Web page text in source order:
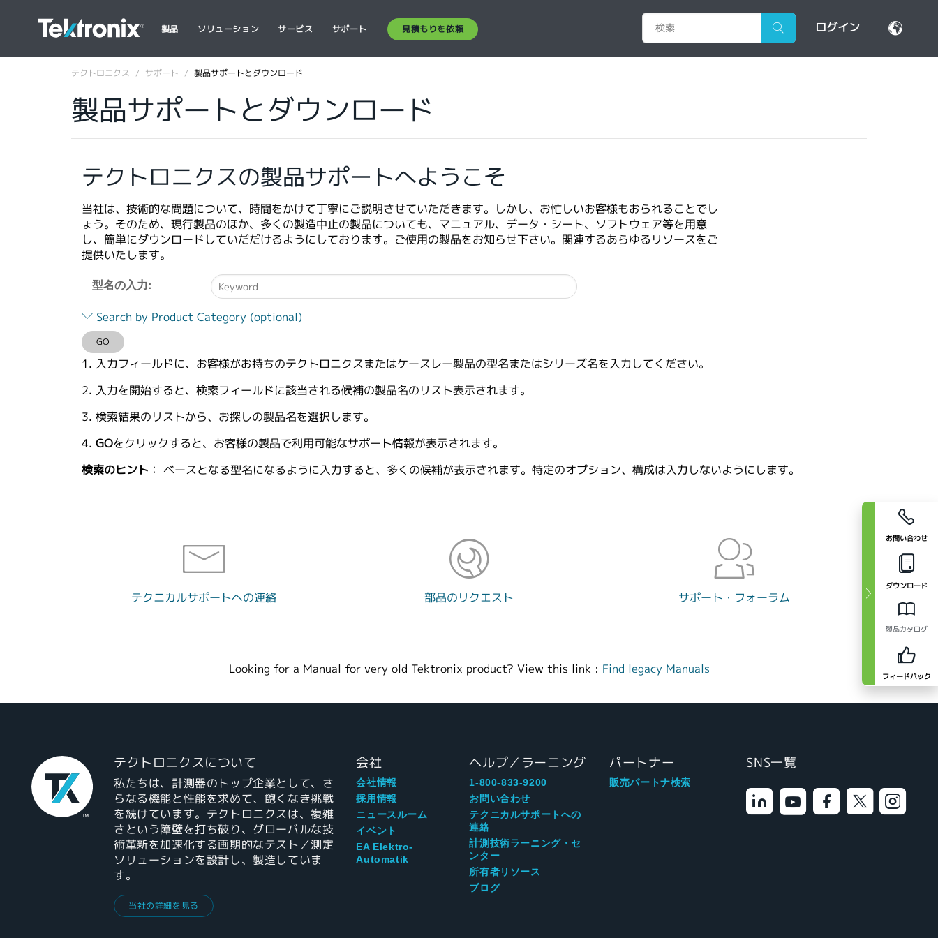
製品 ソリューション サービス サポート 見積もりを依頼 ログイン
お問い合わせ
ダウンロード
製品カタログ
フィードバック
テクトロニクス サポート 製品サポートとダウンロード
製品サポートとダウンロード
テクトロニクスの製品サポートへようこそ
当社は、技術的な問題について、時間をかけて丁寧にご説明させていただきます。しかし、お忙しいお客様もおられることでし
ょう。そのため、現行製品のほか、多くの製造中止の製品についても、マニュアル、データ・シート、ソフトウェア等を用意
し、簡単にダウンロードしていだだけるようにしております。ご使用の製品をお知らせ下さい。関連するあらゆるリソースをご
提供いたします。
型名の入力:
2
characters
for
results.
Search by Product Category (optional)
GO
入力フィールドに、お客様がお持ちのテクトロニクスまたはケースレー製品の型名またはシリーズ名を入力してください。
入力を開始すると、検索フィールドに該当される候補の製品名のリスト表示されます。
検索結果のリストから、お探しの製品名を選択します。
GOをクリックすると、お客様の製品で利用可能なサポート情報が表示されます。
検索のヒント ： ベースとなる型名になるように入力すると、多くの候補が表示されます。特定のオプション、構成は入力しないようにします。
テクニカルサポートへの連絡 部品のリクエスト サポート・フォーラム
Looking for a Manual for very old Tektronix product? View this link : Find legacy Manuals
テクトロニクスについて
私たちは、計測器のトップ企業として、さ
らなる機能と性能を求めて、飽くなき挑戦
を続けています。テクトロニクスは、複雑
さという障壁を打ち破り、グローバルな技
術革新を加速化する画期的なテスト／測定
ソリューションを設計し、製造していま
す。
当社の詳細を見る
会社
会社情報
採用情報
ニュースルーム
イベント
EA Elektro-
Automatik
ヘルプ／ラーニング
1-800-833-9200
お問い合わせ
テクニカルサポートへの
連絡
計測技術ラーニング・セ
ンター
所有者リソース
ブログ
パートナー
販売パートナ検索
SNS一覧